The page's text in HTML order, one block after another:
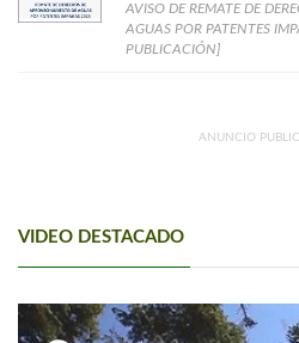
AVISO DE REMATE DE
AGUAS POR PATENTES
PUBLICACIÓN]
ANUNCIO
VIDEO DESTACADO